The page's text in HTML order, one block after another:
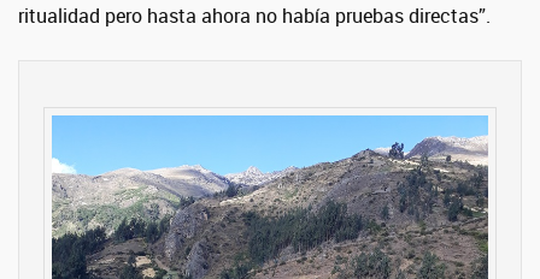
ritualidad pero hasta ahora no había pruebas directas”.